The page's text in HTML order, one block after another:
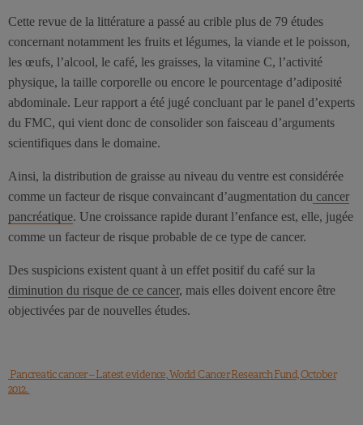
Cette revue de la littérature a passé au crible plus de 79 études
concernant notamment les fruits et légumes, la viande et le poisson,
les œufs, l’alcool, le café, les graisses, la vitamine C, l’activité
physique, la taille corporelle ou encore le pourcentage d’adiposité
abdominale. Leur rapport a été jugé concluant par le panel d’experts
du FMC, qui vient donc de consolider son faisceau d’arguments
scientifiques dans le domaine.
Ainsi, la distribution de graisse au niveau du ventre est considérée
comme un facteur de risque convaincant d’augmentation du cancer
pancréatique. Une croissance rapide durant l’enfance est, elle, jugée
comme un facteur de risque probable de ce type de cancer.
Des suspicions existent quant à un effet positif du café sur la
diminution du risque de ce cancer, mais elles doivent encore être
objectivées par de nouvelles études.
Pancreatic cancer – Latest evidence, World Cancer Research Fund, October
2012.